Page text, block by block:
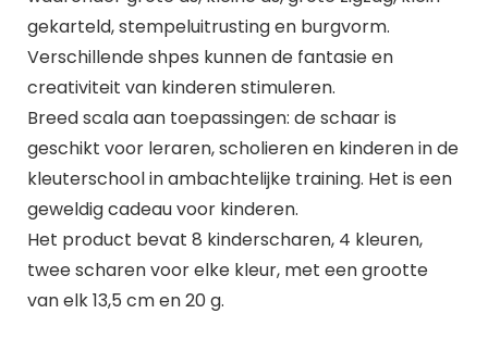
gekarteld, stempeluitrusting en burgvorm.
Verschillende shpes kunnen de fantasie en
creativiteit van kinderen stimuleren.
Breed scala aan toepassingen: de schaar is
geschikt voor leraren, scholieren en kinderen in de
kleuterschool in ambachtelijke training. Het is een
geweldig cadeau voor kinderen.
Het product bevat 8 kinderscharen, 4 kleuren,
twee scharen voor elke kleur, met een grootte
van elk 13,5 cm en 20 g.